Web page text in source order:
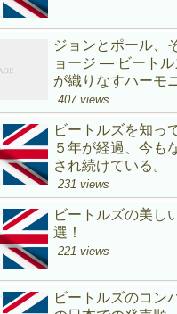
ジョンとポール、
ョージ ― ビート
が織りなすハーモ
407 views
ビートルズを知っ
５年が経過、今も
され続けている。
231 views
ビートルズの美し
選！
221 views
ビートルズのコン